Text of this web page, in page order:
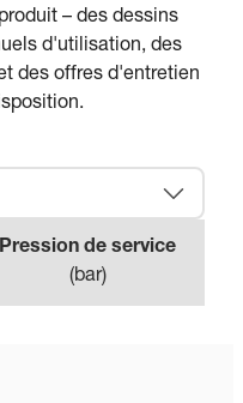
– des dessins
d'utilisation, des
des offres d'entretien
Pression de service
(bar)